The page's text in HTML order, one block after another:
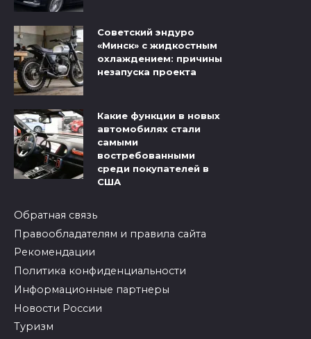
Советский эндуро
«Минск» с жидкостным
охлаждением: причины
незапуска проекта
Какие функции в новых
автомобилях стали
самыми
востребованными
среди покупателей в
США
Обратная связь
Правообладателям и правила сайта
Рекомендации
Политика конфиденциальности
Информационные партнеры
Новости России
Туризм